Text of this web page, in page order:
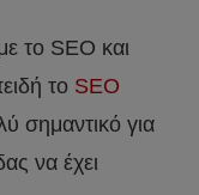
το SEO και
το SEO
σημαντικό για
να έχει